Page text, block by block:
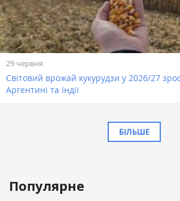
29 червня
Світовий врожай кукурудзи у 2026/27
Аргентині та Індії
БІЛЬШЕ
Популярне